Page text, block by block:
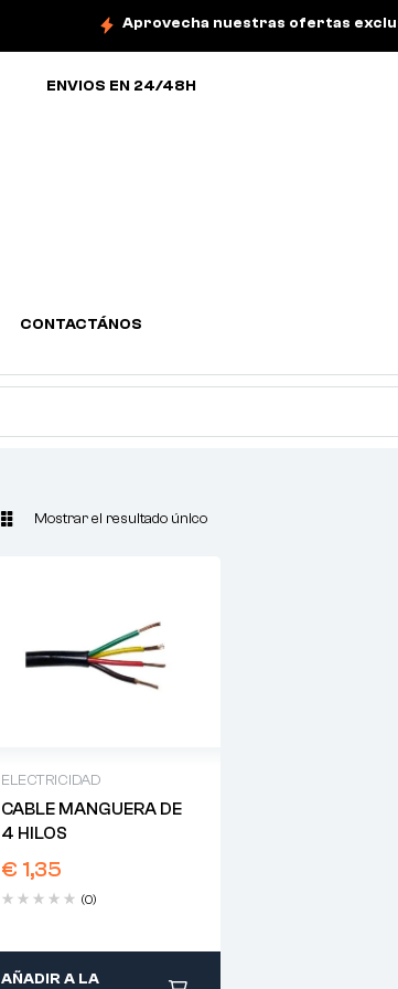
Aprovecha nuestras ofertas
CONTACTÁNOS
ENVIOS EN 24/48H
Mostrar el resultado único
ELECTRICIDAD
CABLE MANGUERA DE
4 HILOS
€ 1,35
(0)
AÑADIR A LA